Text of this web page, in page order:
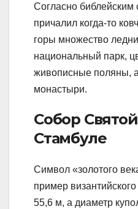
Согласно библейским
причалил когда-то
горы множество
национальный парк,
живописные поляны,
монастыри.
Собор
Стамбуле
Символ «золотого
пример
55,6 м, а диаметр